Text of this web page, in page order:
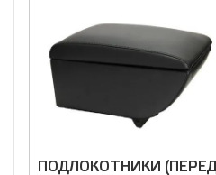
ПОДЛОКОТНИКИ